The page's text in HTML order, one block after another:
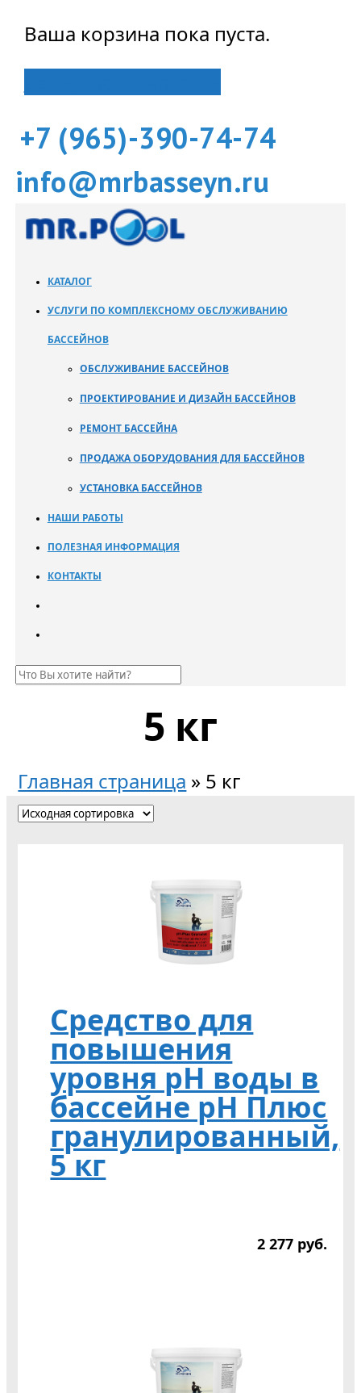
Ваша корзина пока пуста.
+7 (965)-390-74-74
info@mrbasseyn.ru
КАТАЛОГ
УСЛУГИ ПО КОМПЛЕКСНОМУ ОБСЛУЖИВАНИЮ
БАССЕЙНОВ
ОБСЛУЖИВАНИЕ БАССЕЙНОВ
ПРОЕКТИРОВАНИЕ И ДИЗАЙН БАССЕЙНОВ
РЕМОНТ БАССЕЙНА
ПРОДАЖА ОБОРУДОВАНИЯ ДЛЯ БАССЕЙНОВ
УСТАНОВКА БАССЕЙНОВ
НАШИ РАБОТЫ
ПОЛЕЗНАЯ ИНФОРМАЦИЯ
КОНТАКТЫ
5 кг
Главная страница » 5 кг
Cредство для
повышения
уровня pH воды в
бассейне pH Плюс
гранулированный,
5 кг
2 277 руб.